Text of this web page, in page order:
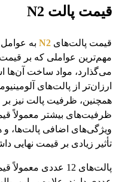
قیمت پالت
قیمت پالت‌هایN2 به
مهم‌ترین عواملی که بر قیمت
می‌گذارد، مواد ساخت آن‌ها
ارزان‌تر از پالت‌های
همچنین، ظرفیت پالت نیز بر
ظرفیت‌های بیشتر معمولاً قیمت
ویژگی‌های اضافی پالت‌ها، و
تأثیر زیادی بر قیمت نهایی